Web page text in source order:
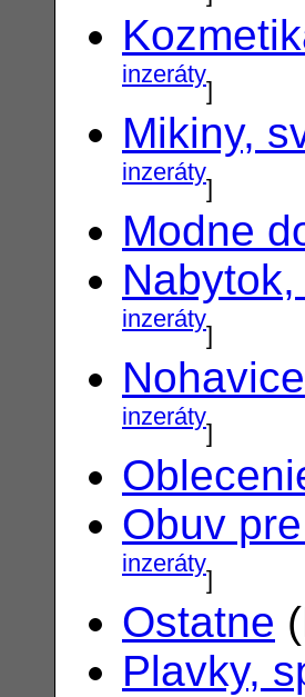
inzeráty]
Mikiny,
inzeráty]
Modne
inzeráty]
inzeráty]
Obuv
inzeráty]
Ostatne
Plavky,